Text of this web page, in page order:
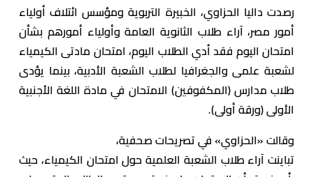
رصدت داليا الحزاوي، الخبيرة التربوية ومؤسس ائتلاف أولياء
أمور مصر، آراء طلاب الثانوية العامة وأولياء أمورهم بشأن
امتحان اليوم فقد أدي الطلاب اليوم، امتحان مادتى الكيمياء
لشعبة علمى والجغرافيا لطلاب الشعبة الأدبية، بينما يؤدى
طلاب مدارس (المكفوفين) الامتحان في مادة اللغة الأجنبية
الأولى (ورقة أولى).
وقالت «الحزاوي» في تصريحات صحفية،
تباينت آراء طلاب الشعبة العلمية حول امتحان الكيمياء، حيث